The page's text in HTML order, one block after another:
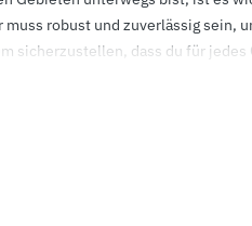
robust und zuverlässig sein,
sicherzustellen, dass du für
Ausrüstung investieren, um